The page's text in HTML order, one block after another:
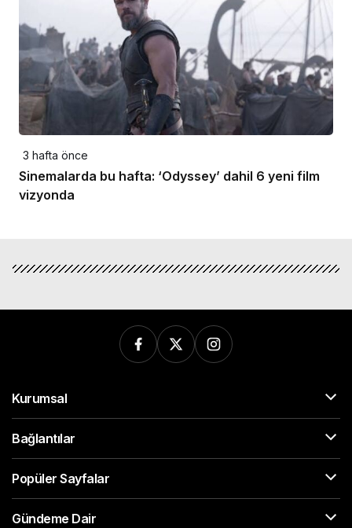
3 hafta önce
Sinemalarda bu hafta: ‘Odyssey’ dahil 6 yeni film
vizyonda
Kurumsal
Bağlantılar
Popüler Sayfalar
Gündeme Dair